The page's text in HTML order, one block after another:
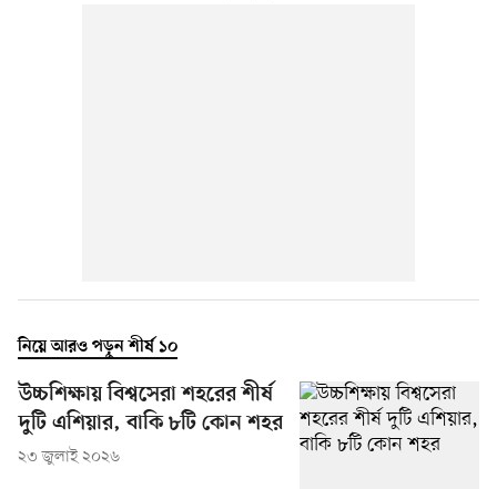
নিয়ে আরও পড়ুন শীর্ষ ১০
উচ্চশিক্ষায় বিশ্বসেরা শহরের শীর্ষ
দুটি এশিয়ার, বাকি ৮টি কোন শহর
২৩ জুলাই ২০২৬